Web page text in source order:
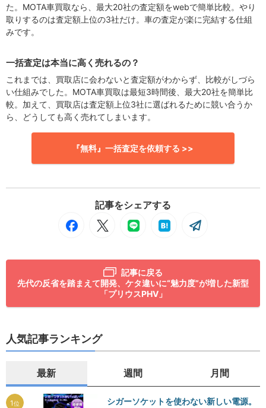
た。MOTA車買取なら、最大20社の査定額をwebで簡単比較。やり
取りするのは査定額上位の3社だけ。車の査定が楽に完結する仕組
みです。
一括査定は本当に高く売れるの？
これまでは、買取店に会わないと査定額がわからず、比較がしづら
い仕組みでした。MOTA車買取は最短3時間後、最大20社を簡単比
較。加えて、買取店は査定額上位3社に選ばれるために競い合うか
ら、どうしても高く売れてしまいます。
『無料』一括査定を依頼する >>
記事をシェアする
記事に戻る
先代の反省を踏まえて開発、ケタ違いに“魅力度”が増した新型
「プリウスPHV」
人気記事ランキング
最新 週間 月間
1位
シガーソケットを使わない新しい電源。